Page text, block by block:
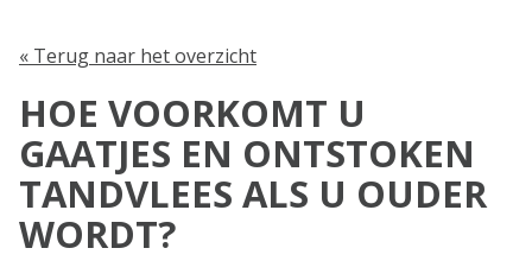
« Terug naar het overzicht
HOE VOORKOMT U
GAATJES EN ONTSTOKEN
TANDVLEES ALS U OUDER
WORDT?